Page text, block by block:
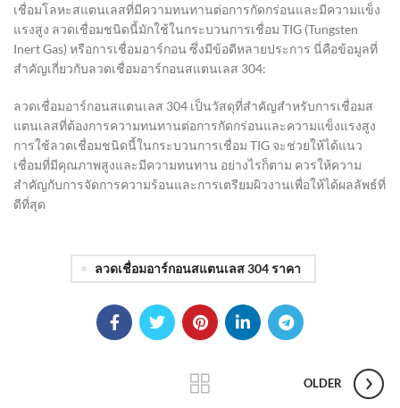
เชื่อมโลหะสแตนเลสที่มีความทนทานต่อการกัดกร่อนและมีความแข็ง
แรงสูง ลวดเชื่อมชนิดนี้มักใช้ในกระบวนการเชื่อม TIG (Tungsten
Inert Gas) หรือการเชื่อมอาร์กอน ซึ่งมีข้อดีหลายประการ นี่คือข้อมูลที่
สำคัญเกี่ยวกับลวดเชื่อมอาร์กอนสแตนเลส 304:
ลวดเชื่อมอาร์กอนสแตนเลส 304 เป็นวัสดุที่สำคัญสำหรับการเชื่อมส
แตนเลสที่ต้องการความทนทานต่อการกัดกร่อนและความแข็งแรงสูง
การใช้ลวดเชื่อมชนิดนี้ในกระบวนการเชื่อม TIG จะช่วยให้ได้แนว
เชื่อมที่มีคุณภาพสูงและมีความทนทาน อย่างไรก็ตาม ควรให้ความ
สำคัญกับการจัดการความร้อนและการเตรียมผิวงานเพื่อให้ได้ผลลัพธ์ที่
ดีที่สุด
ลวดเชื่อมอาร์กอนสแตนเลส 304 ราคา
OLDER